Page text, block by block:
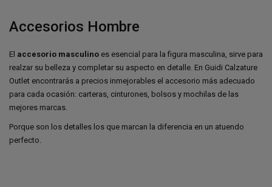
Accesorios Hombre
El accesorio masculino es esencial para la figura masculina, sirve para
realzar su belleza y completar su aspecto en detalle. En Guidi Calzature
Outlet encontrarás a precios inmejorables el accesorio más adecuado
para cada ocasión: carteras, cinturones, bolsos y mochilas de las
mejores marcas.
Porque son los detalles los que marcan la diferencia en un atuendo
perfecto.